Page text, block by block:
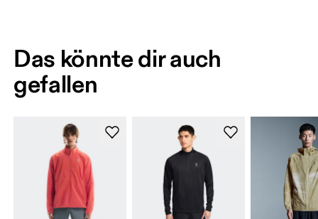
Das könnte dir auch
gefallen